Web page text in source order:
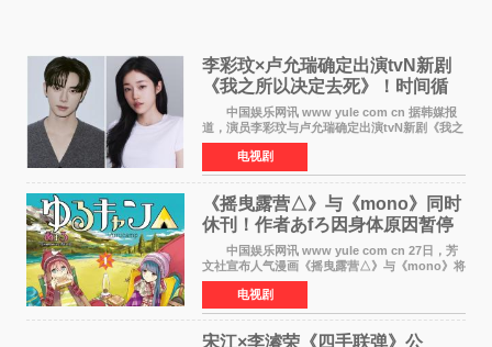
李彩玟×卢允瑞确定出演tvN新剧
《我之所以决定去死》！时间循
环青春爱情来袭
中国娱乐网讯 www yule com cn 据韩媒报
道，演员李彩玟与卢允瑞确定出演tvN新剧《我之
所以决定去死》，分别担任男女主角。该剧预计
将于明年播出，引发观众期待。 本剧改编自
NAVER同名人气
电视剧
《摇曳露营△》与《mono》同时
休刊！作者あfろ因身体原因暂停
双连载
中国娱乐网讯 www yule com cn 27日，芳
文社宣布人气漫画《摇曳露营△》与《mono》将
暂停连载一段时间，原因是漫画家あfろ身体状况
不佳。 编辑部表示：一直承蒙各位对
《mono》的喜爱，
电视剧
宋江×李濬荣《四手联弹》公